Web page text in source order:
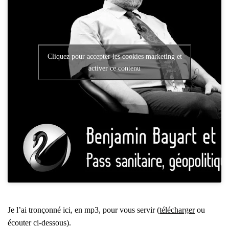
Cliquez pour accepter les cookies marketing et
activer ce contenu
Je l’ai tron­çon­né ici, en mp3, pour vous ser­vir (télé­char­gerou
écou­ter ci-des­sous).